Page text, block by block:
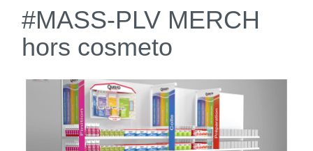
#MASS-PLV MERCH
hors cosmeto